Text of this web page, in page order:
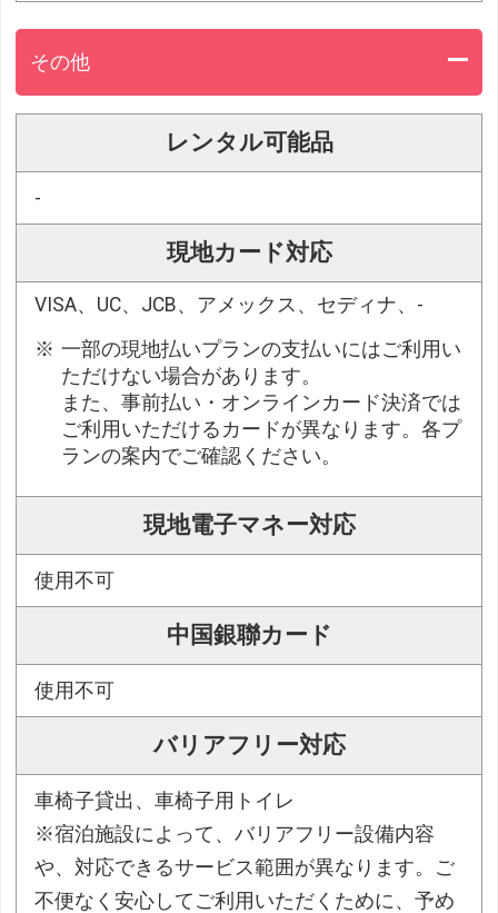
その他
レンタル可能品
-
現地カード対応
VISA、UC、JCB、アメックス、セディナ、-
一部の現地払いプランの支払いにはご利用い
ただけない場合があります。
また、事前払い・オンラインカード決済では
ご利用いただけるカードが異なります。各プ
ランの案内でご確認ください。
現地電子マネー対応
使用不可
中国銀聯カード
使用不可
バリアフリー対応
車椅子貸出、車椅子用トイレ
※宿泊施設によって、バリアフリー設備内容
や、対応できるサービス範囲が異なります。ご
不便なく安心してご利用いただくために、予め